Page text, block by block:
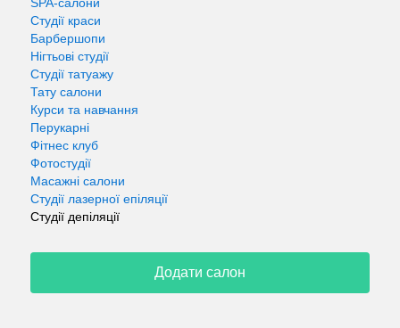
Студії краси
Барбершопи
Нігтьові студії
Студії татуажу
Тату салони
Курси та навчання
Перукарні
Фітнес клуб
Фотостудії
Масажні салони
Студії лазерної епіляції
Студії депіляції
Додати салон